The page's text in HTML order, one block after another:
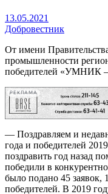
13.05.2021
Добровестник
От имени
промышленности
победителей
РЕКЛАМА
— Поздравляем и
года и победителей
поздравить год назад
победили в
было подано 45 заявок,
победителей. В 2019